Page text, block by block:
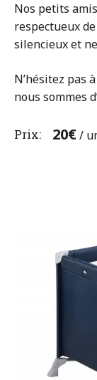
Nos petits
respectueux
silencieux et
N’hésitez pas
nous sommes
Prix 20€/
l’article